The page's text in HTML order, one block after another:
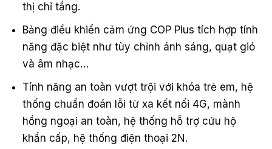
thị chỉ tầng.
Bảng điều khiển cảm ứng COP Plus tích hợp tính
năng đặc biệt như tùy chỉnh ánh sáng, quạt gió
và âm nhạc…
Tính năng an toàn vượt trội với khóa trẻ em, hệ
thống chuẩn đoán lỗi từ xa kết nối 4G, mành
hồng ngoại an toàn, hệ thống hỗ trợ cứu hộ
khẩn cấp, hệ thống điện thoại 2N.